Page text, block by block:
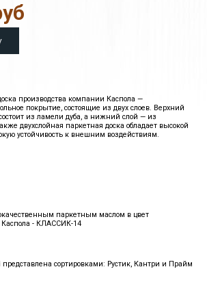
производства компании Каспола —
покрытие, состоящие из двух слоев. Верхний
из ламели дуба, а нижний слой — из
двухслойная паркетная доска обладает высокой
устойчивость к внешним воздействиям.
паркетным маслом в цвет
Каспола - КЛАССИК-14
сортировками: Рустик, Кантри и Прайм